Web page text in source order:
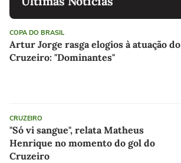
COPA DO BRASIL
Artur Jorge rasga elogios à atuação do
Cruzeiro: "Dominantes"
CRUZEIRO
"Só vi sangue", relata Matheus
Henrique no momento do gol do
Cruzeiro